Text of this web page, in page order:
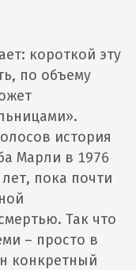
короткой эту
по объему
история
Марли в 1976
пока почти
Так что
– просто в
конкретный